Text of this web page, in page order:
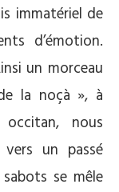
immatériel de
d’émotion.
un morceau
la noçà », à
nous
un passé
se mêle